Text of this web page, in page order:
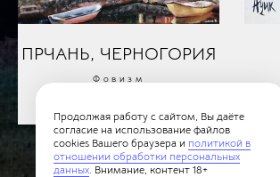
ПРЧАНЬ, ЧЕРНОГОРИЯ
Фовизм
Продолжая работу с сайтом, Вы даёте
согласие на использование файлов
cookies Вашего браузера и политикой в
отношении обработки персональных
данных. Внимание, контент 18+